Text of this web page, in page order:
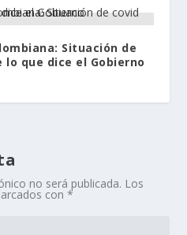
Situación de
que dice el Gobierno
no será publicada. Los
con*